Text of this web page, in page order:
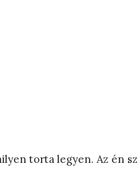
torta legyen. Az én